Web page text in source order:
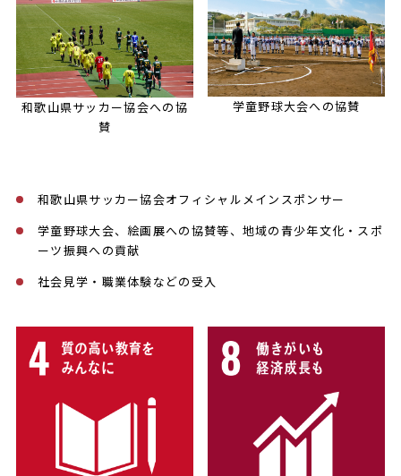
和歌山県サッカー協会への協
賛
学童野球大会への協賛
和歌山県サッカー協会オフィシャルメインスポンサー
学童野球大会、絵画展への協賛等、地域の青少年文化・スポ
ーツ振興への貢献
社会見学・職業体験などの受入